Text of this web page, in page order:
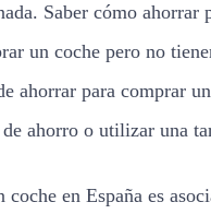
Saber cómo ahorrar
un coche pero no
ahorrar para comprar
ahorro o utilizar una
en España es